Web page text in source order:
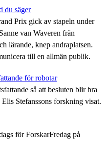
du säger
Prix gick av stapeln under
van Waveren från
lärande, knep andraplatsen.
till en allmän publik.
för robotar
så att besluten blir bra
Stefanssons forskning visat.
för ForskarFredag på